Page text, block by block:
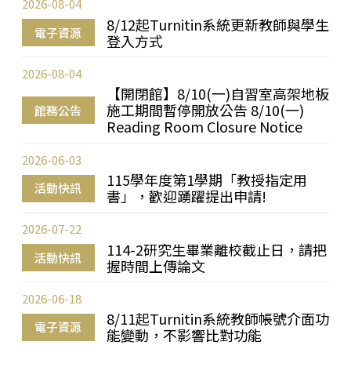
電子資源
8/12起Turnitin系統更新教師與學生
登入方式
2026-08-04
館務公告
【開閉館】8/10(一)自習室高架地板
施工期間暫停開放公告 8/10(一)
Reading Room Closure Notice
2026-08-04
活動快訊
115學年度第1學期「教授指定用
書」，歡迎踴躍提出申請!
2026-06-03
活動快訊
114-2研究生畢業離校截止日，請把
握時間上傳論文
2026-07-22
電子資源
8/11起Turnitin系統教師帳號介面功
能變動，不影響比對功能
2026-06-18